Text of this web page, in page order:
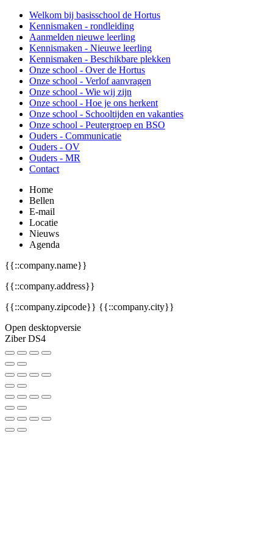
Welkom bij basisschool de Hortus
Kennismaken - rondleiding
Aanmelden nieuwe leerling
Kennismaken - Nieuwe leerling
Kennismaken - Beschikbare plekken
Onze school - Over de Hortus
Onze school - Verlof aanvragen
Onze school - Wie wij zijn
Onze school - Hoe je ons herkent
Onze school - Schooltijden en vakanties
Onze school - Peutergroep en BSO
Ouders - Communicatie
Ouders - OV
Ouders - MR
Contact
Home
Bellen
E-mail
Locatie
Nieuws
Agenda
{{::company.name}}
{{::company.address}}
{{::company.zipcode}} {{::company.city}}
Open desktopversie
Ziber DS4